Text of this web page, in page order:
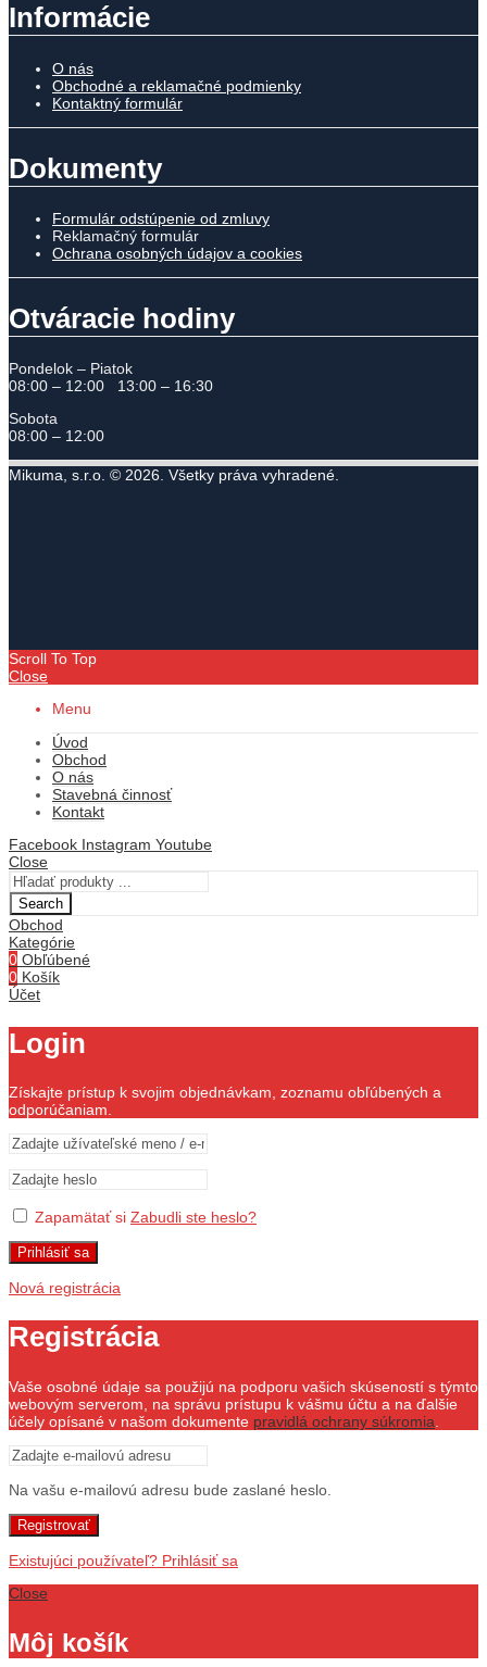
Informácie
O nás
Obchodné a reklamačné podmienky
Kontaktný formulár
Dokumenty
Formulár odstúpenie od zmluvy
Reklamačný formulár
Ochrana osobných údajov a cookies
Otváracie hodiny
Pondelok – Piatok
08:00 – 12:00 13:00 – 16:30
Sobota
08:00 – 12:00
Mikuma, s.r.o. © 2026. Všetky práva vyhradené.
Scroll To Top
Close
Menu
Úvod
Obchod
O nás
Stavebná činnosť
Kontakt
Facebook Instagram Youtube
Close
Search
Obchod
Kategórie
0 Obľúbené
0 Košík
Účet
Login
Získajte prístup k svojim objednávkam, zoznamu obľúbených a
odporúčaniam.
Zapamätať si Zabudli ste heslo?
Prihlásiť sa
Nová registrácia
Registrácia
Vaše osobné údaje sa použijú na podporu vašich skúseností s týmto
webovým serverom, na správu prístupu k vášmu účtu a na ďalšie
účely opísané v našom dokumente pravidlá ochrany súkromia
Na vašu e-mailovú adresu bude zaslané heslo.
Registrovať
Existujúci používateľ? Prihlásiť sa
Close
Môj košík